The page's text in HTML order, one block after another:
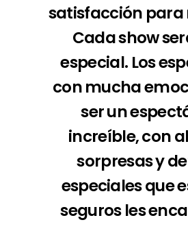
satisfacción para
Cada show
especial. Los
con mucha
ser un
increíble, con
sorpresas y
especiales que
seguros les